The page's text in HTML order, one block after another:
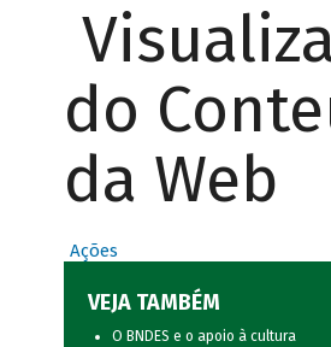
do
da Web
Ações
VEJA TAMBÉM
O BNDES e o apoio à cultura